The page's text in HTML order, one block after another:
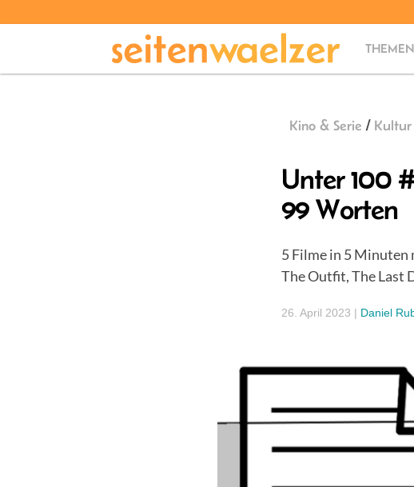
THEMEN
Kino & Serie /
Unter 100
99 Worten
5 Filme in 5
The Outfit, The Last
26. April 2023 | Daniel